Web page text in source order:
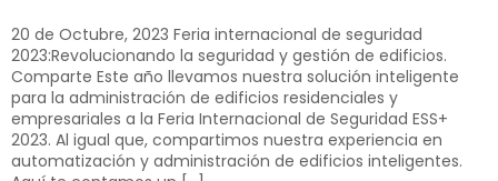
20 de Octubre, 2023​ Feria internacional de seguridad
2023:Revolucionando la seguridad y gestión de edificios.
Comparte Este año llevamos nuestra solución inteligente
para la administración de edificios residenciales y
empresariales a la Feria Internacional de Seguridad ESS+
2023. Al igual que, compartimos nuestra experiencia en
automatización y administración de edificios inteligentes.